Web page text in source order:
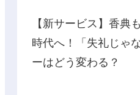
【新サービス】香典
時代へ！「失礼じゃ
ーはどう変わる？